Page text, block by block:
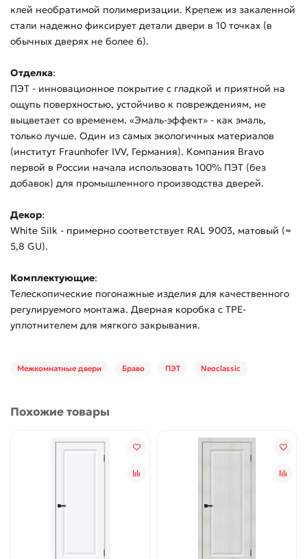
клей необратимой полимеризации. Крепеж из закаленной
стали надежно фиксирует детали двери в 10 точках (в
обычных дверях не более 6).
Отделка:
ПЭТ - инновационное покрытие c гладкой и приятной на
ощупь поверхностью, устойчиво к повреждениям, не
выцветает со временем. «Эмаль-эффект» - как эмаль,
только лучше. Один из самых экологичных материалов
(институт Fraunhofer IVV, Германия). Компания Bravo
первой в России начала использовать 100% ПЭТ (без
добавок) для промышленного производства дверей.
Декор:
White Silk - примерно соответствует RAL 9003, матовый (≈
5,8 GU).
Комплектующие:
Телескопические погонажные изделия для качественного
регулируемого монтажа. Дверная коробка с TPE-
уплотнителем для мягкого закрывания.
Межкомнатные двери Браво ПЭТ Neoclassic
Похожие товары